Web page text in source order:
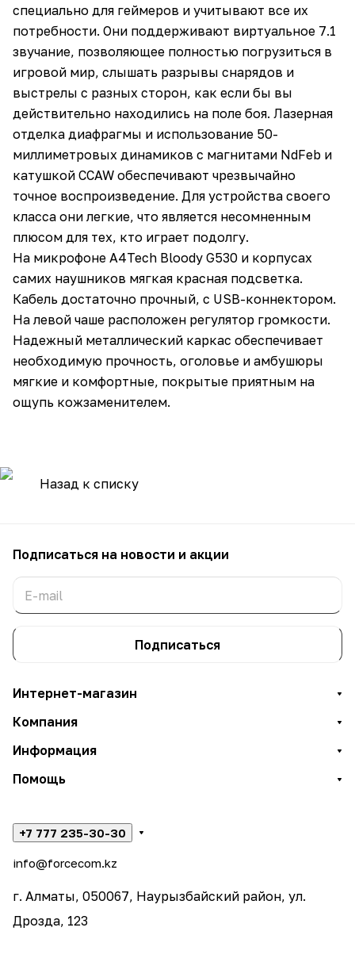
специально для геймеров и учитывают все их
потребности. Они поддерживают виртуальное 7.1
звучание, позволяющее полностью погрузиться в
игровой мир, слышать разрывы снарядов и
выстрелы с разных сторон, как если бы вы
действительно находились на поле боя. Лазерная
отделка диафрагмы и использование 50-
миллиметровых динамиков с магнитами NdFeb и
катушкой CCAW обеспечивают чрезвычайно
точное воспроизведение. Для устройства своего
класса они легкие, что является несомненным
плюсом для тех, кто играет подолгу.
На микрофоне A4Tech Bloody G530 и корпусах
самих наушников мягкая красная подсветка.
Кабель достаточно прочный, с USB-коннектором.
На левой чаше расположен регулятор громкости.
Надежный металлический каркас обеспечивает
необходимую прочность, оголовье и амбушюры
мягкие и комфортные, покрытые приятным на
ощупь кожзаменителем.
Назад к списку
Подписаться на новости и акции
Подписаться
Интернет-магазин
Компания
Информация
Помощь
+7 777 235-30-30
info@forcecom.kz
г. Алматы, 050067, Наурызбайский район, ул.
Дрозда, 123